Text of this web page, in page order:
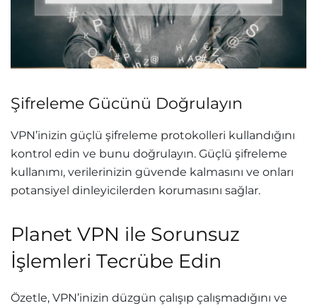
Şifreleme Gücünü Doğrulayın
VPN’inizin güçlü şifreleme protokolleri kullandığını
kontrol edin ve bunu doğrulayın. Güçlü şifreleme
kullanımı, verilerinizin güvende kalmasını ve onları
potansiyel dinleyicilerden korumasını sağlar.
Planet VPN ile Sorunsuz
İşlemleri Tecrübe Edin
Özetle, VPN’inizin düzgün çalışıp çalışmadığını ve